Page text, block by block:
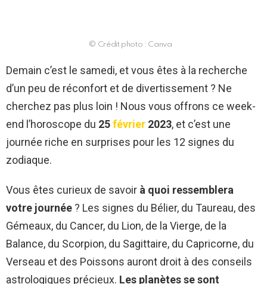
© Crédit photo : Canva
Demain c’est le samedi, et vous êtes à la recherche
d’un peu de réconfort et de divertissement ? Ne
cherchez pas plus loin ! Nous vous offrons ce week-
end l’horoscope du 25février 2023, et c’est une
journée riche en surprises pour les 12 signes du
zodiaque.
Vous êtes curieux de savoir à quoi ressemblera
votre journée ? Les signes du Bélier, du Taureau, des
Gémeaux, du Cancer, du Lion, de la Vierge, de la
Balance, du Scorpion, du Sagittaire, du Capricorne, du
Verseau et des Poissons auront droit à des conseils
astrologiques précieux. Les planètes se sont